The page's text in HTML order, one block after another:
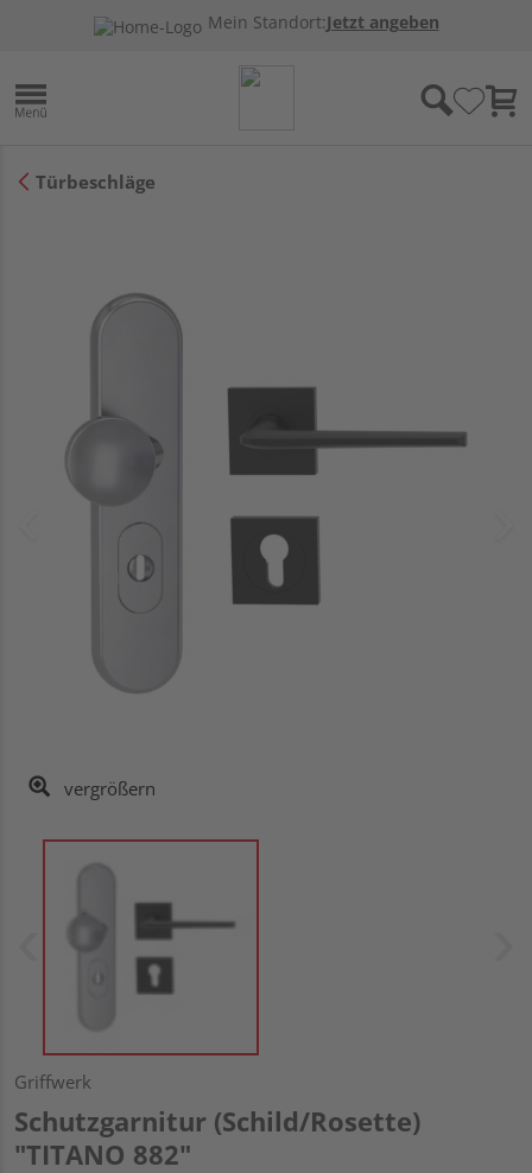
Mein Standort:Jetzt angeben
Türbeschläge
vergrößern
Griffwerk
Schutzgarnitur (Schild/Rosette)
"TITANO 882"